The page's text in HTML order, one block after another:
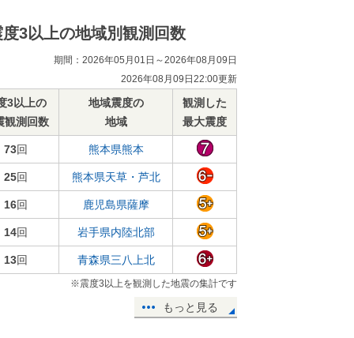
度3以上の地域別観測回数
期間：2026年05月01日～2026年08月09日
2026年08月09日22:00更新
3以上の
観測回数
地域震度の
地域
観測した
最大震度
73回 熊本県熊本
25回 熊本県天草・芦北
16回 鹿児島県薩摩
14回 岩手県内陸北部
13回 青森県三八上北
※震度3以上を観測した地震の集計です
もっと見る